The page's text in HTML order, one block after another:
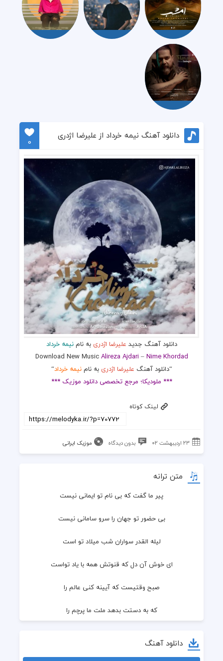
دانلود آهنگ نیمه خرداد از علیرضا اژدری
0
دانلود آهنگ جدید علیرضا اژدری به نامنیمه خرداد
Download New MusicAlireza Ajdari–Nime Khordad
“دانلود آهنگ علیرضا اژدری به نامنیمه خرداد“
*** ملودیکا؛ مرجع تخصصی دانلود موزیک ***
لینک کوتاه
۲۳ اردیبهشت ۰۲ بدون دیدگاه موزیک ایرانی
متن ترانه
پیر ما گفت که بی نام تو ایمانی نیست
بی حضور تو جهان را سرو سامانی نیست
لیله القدر سواران شب میلاد تو است
ای خوش آن دل که قنوتش همه با یاد تواست
صبح وقتیست که آیینه کنی عالم را
که به دستت بدهد ملت ما پرچم را
پاک چون آینده داران تو باشیم همه
دانلود آهنگ